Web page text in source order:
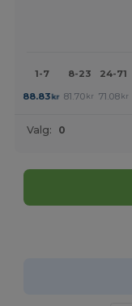
1-7 8-23 24-71
88.83kr 81.70 kr 71.08 kr
Valg: 0